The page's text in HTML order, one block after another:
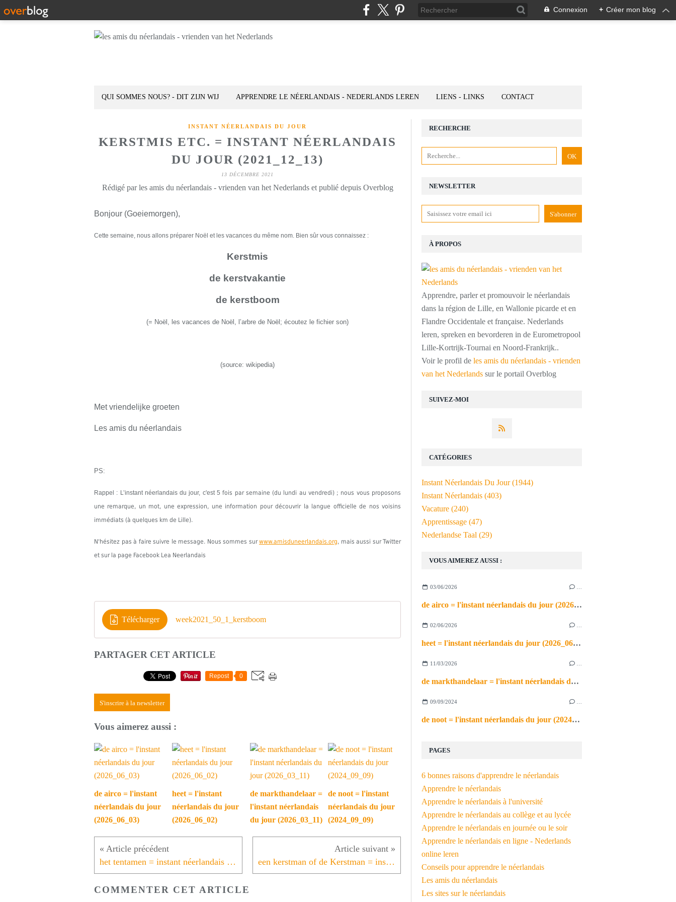
Connexion + Créer mon blog
QUI SOMMES NOUS? - DIT ZIJN WIJ APPRENDRE LE NÉERLANDAIS - NEDERLANDS LEREN LIENS - LINKS CONTACT
INSTANT NÉERLANDAIS DU JOUR
KERSTMIS ETC. = INSTANT NÉERLANDAIS
DU JOUR (2021_12_13)
13 DÉCEMBRE 2021
Rédigé par les amis du néerlandais - vrienden van het Nederlands et publié depuis Overblog
Bonjour (Goeiemorgen),
Cette semaine, nous allons préparer Noël et les vacances du même nom. Bien sûr vous connaissez :
Kerstmis
de kerstvakantie
de kerstboom
(= Noël, les vacances de Noël, l’arbre de Noël ; écoutez le fichier son)
(source: wikipedia)
Met vriendelijke groeten
Les amis du néerlandais
PS:
Rappel : L’instant néerlandais du jour, c'est 5 fois par semaine (du lundi au vendredi) ; nous vous proposons
une remarque, un mot, une expression, une information pour découvrir la langue officielle de nos voisins
immédiats (à quelques km de Lille).
N'hésitez pas à faire suivre le message. Nous sommes surwww.amisduneerlandais.org, mais aussi sur Twitter
et sur la page Facebook Lea Neerlandais
Télécharger week2021_50_1_kerstboom
PARTAGER CET ARTICLE
Repost 0
S'inscrire à la newsletter
Vous aimerez aussi :
de airco = l'instant
néerlandais du jour
(2026_06_03)
heet = l'instant
néerlandais du jour
(2026_06_02)
de markthandelaar =
l'instant néerlandais
du jour (2026_03_11)
de noot = l'instant
néerlandais du jour
(2024_09_09)
het tentamen = instant néerlandais du jour (2021_12_10) een kerstman of de Kerstman = instant néerlandais du jour (2021_12_14)
COMMENTER CET ARTICLE
NEWSLETTER
SUIVEZ-MOI
RECHERCHE
À PROPOS
Apprendre, parler et promouvoir le néerlandais
dans la région de Lille, en Wallonie picarde et en
Flandre Occidentale et française. Nederlands
leren, spreken en bevorderen in de Eurometropool
Lille-Kortrijk-Tournai en Noord-Frankrijk..
Voir le profil de les amis du néerlandais - vrienden
van het Nederlands sur le portail Overblog
VOUS AIMEREZ AUSSI :
03/06/2026
de airco = l'instant néerlandais du jour (2026_06_03)
02/06/2026
heet = l'instant néerlandais du jour (2026_06_02)
11/03/2026
de markthandelaar = l'instant néerlandais du jour (2026_03_11)
09/09/2024
de noot = l'instant néerlandais du jour (2024_09_09)
PAGES
6 bonnes raisons d'apprendre le néerlandais
Apprendre le néerlandais
Apprendre le néerlandais à l'université
Apprendre le néerlandais au collège et au lycée
Apprendre le néerlandais en journée ou le soir
Apprendre le néerlandais en ligne - Nederlands
online leren
Conseils pour apprendre le néerlandais
Les amis du néerlandais
Les sites sur le néerlandais
CATÉGORIES
Instant Néerlandais Du Jour(1944)
Instant Néerlandais (403)
Vacature (240)
Apprentissage (47)
Nederlandse Taal (29)